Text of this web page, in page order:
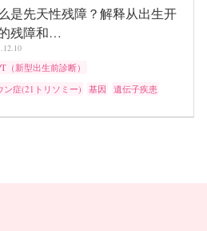
是先天性残障？解释从出生开
残障和…
（新型出生前診断）
ン症(21トリソミー)
基因 遺伝子疾患